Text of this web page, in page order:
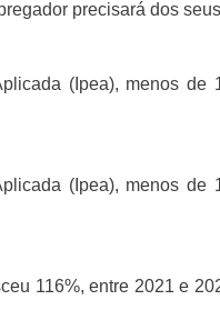
precisará dos
(Ipea), menos de
(Ipea), menos de
116%, entre 2021 e